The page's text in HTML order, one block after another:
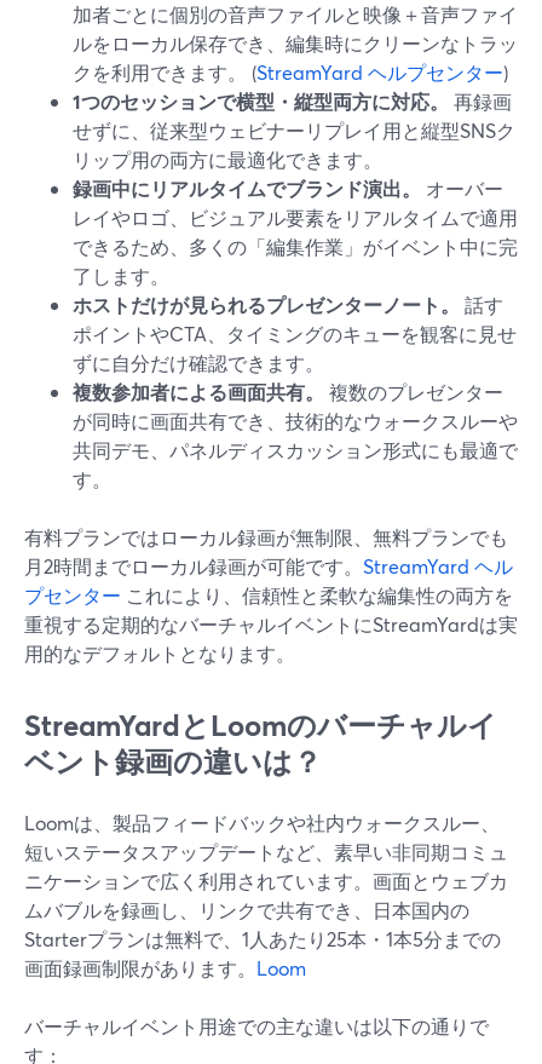
加者ごとに個別の音声ファイルと映像＋音声ファイ
ルをローカル保存でき、編集時にクリーンなトラッ
クを利用できます。 (StreamYard ヘルプセンター)
1つのセッションで横型・縦型両方に対応。
再録画
せずに、従来型ウェビナーリプレイ用と縦型SNSク
リップ用の両方に最適化できます。
録画中にリアルタイムでブランド演出。
オーバー
レイやロゴ、ビジュアル要素をリアルタイムで適用
できるため、多くの「編集作業」がイベント中に完
了します。
ホストだけが見られるプレゼンターノート。
話す
ポイントやCTA、タイミングのキューを観客に見せ
ずに自分だけ確認できます。
複数参加者による画面共有。
複数のプレゼンター
が同時に画面共有でき、技術的なウォークスルーや
共同デモ、パネルディスカッション形式にも最適で
す。
有料プランではローカル録画が無制限、無料プランでも
月2時間までローカル録画が可能です。 StreamYard ヘル
プセンター これにより、信頼性と柔軟な編集性の両方を
重視する定期的なバーチャルイベントにStreamYardは実
用的なデフォルトとなります。
StreamYardとLoomのバーチャルイ
ベント録画の違いは？
Loomは、製品フィードバックや社内ウォークスルー、
短いステータスアップデートなど、素早い非同期コミュ
ニケーションで広く利用されています。画面とウェブカ
ムバブルを録画し、リンクで共有でき、日本国内の
Starterプランは無料で、1人あたり25本・1本5分までの
画面録画制限があります。 Loom
バーチャルイベント用途での主な違いは以下の通りで
す：